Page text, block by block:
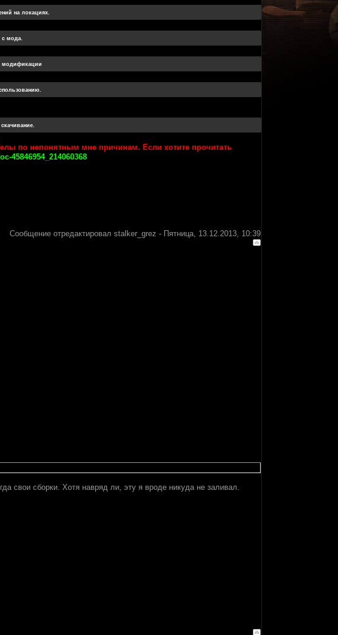
по непонятным мне причинам. Если хотите прочитать
45846954_214060368
Сообщение отредактировал stalker_grez - Пятница, 13.12.2013, 10:39
свои сборки. Хотя навряд ли, эту я вроде никуда не заливал.